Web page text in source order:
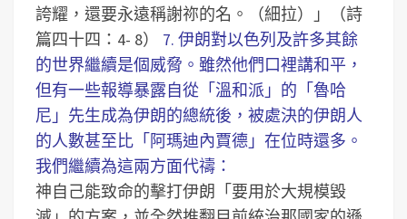
誇耀，還要永遠稱謝祢的名。（細拉）」（詩
篇四十四：4- 8）
7. 伊朗對以色列及許多其餘
的世界繼續是個威脅。雖然他們口裡講和平，
但有一些報導暴露自從「溫和派」的「魯哈
尼」先生成為伊朗的總統後，被處決的伊朗人
的人數甚至比「阿瑪迪內賈德」在位時還多。
我們繼續為這兩方面代禱：
神自己能致命的擊打伊朗「要用於大規模毀